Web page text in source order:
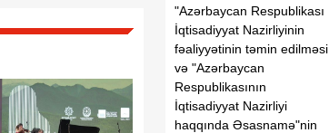
"Azərbaycan Respublikası
İqtisadiyyat Nazirliyinin
fəaliyyətinin təmin edilməsi
və "Azərbaycan
Respublikasının
İqtisadiyyat Nazirliyi
haqqında Əsasnamə"nin